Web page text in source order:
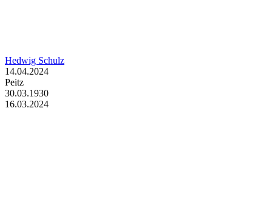
Hedwig Schulz
14.04.2024
Peitz
30.03.1930
16.03.2024